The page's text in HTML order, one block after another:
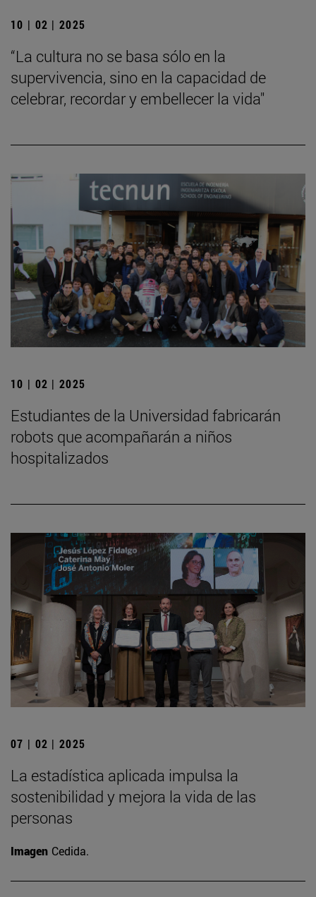
10 | 02 | 2025
“La cultura no se basa sólo en la
supervivencia, sino en la capacidad de
celebrar, recordar y embellecer la vida"
10 | 02 | 2025
Estudiantes de la Universidad fabricarán
robots que acompañarán a niños
hospitalizados
07 | 02 | 2025
La estadística aplicada impulsa la
sostenibilidad y mejora la vida de las
personas
Imagen Cedida.